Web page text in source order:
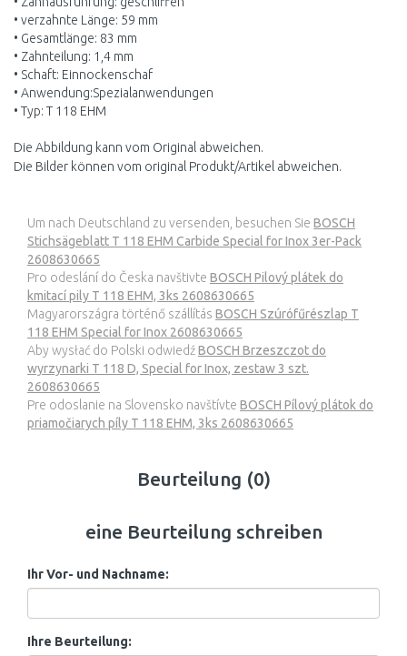
• verzahnte Länge: 59 mm
• Gesamtlänge: 83 mm
• Zahnteilung: 1,4 mm
• Schaft: Einnockenschaf
• Anwendung:Spezialanwendungen
• Typ: T 118 EHM
Die Abbildung kann vom Original abweichen.
Die Bilder können vom original Produkt/Artikel abweichen.
Um nach Deutschland zu versenden, besuchen Sie BOSCH
Stichsägeblatt T 118 EHM Carbide Special for Inox 3er-Pack
2608630665
Pro odeslání do Česka navštivte BOSCH Pilový plátek do
kmitací pily T 118 EHM, 3ks 2608630665
Magyarországra történő szállítás BOSCH Szúrófűrészlap T
118 EHM Special for Inox 2608630665
Aby wysłać do Polski odwiedźBOSCH Brzeszczot do
wyrzynarki T 118 D, Special for Inox, zestaw 3 szt.
2608630665
Pre odoslanie na Slovensko navštívte BOSCH Pílový plátok do
priamočiarych píly T 118 EHM, 3ks 2608630665
Beurteilung (0)
eine Beurteilung schreiben
Ihr Vor- und Nachname:
Ihre Beurteilung: